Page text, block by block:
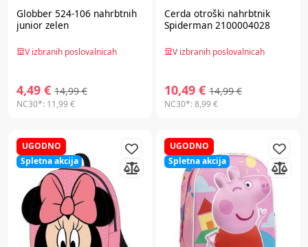
Globber 524-106 nahrbtnih
junior zelen
V izbranih poslovalnicah
4,49 € 14,99 €
NC30*: 11,99 €
Cerda otroški nahrbtnik
Spiderman 2100004028
V izbranih poslovalnicah
10,49 € 14,99 €
NC30*:8,99 €
UGODNO
Spletna akcija
UGODNO
Spletna akcija